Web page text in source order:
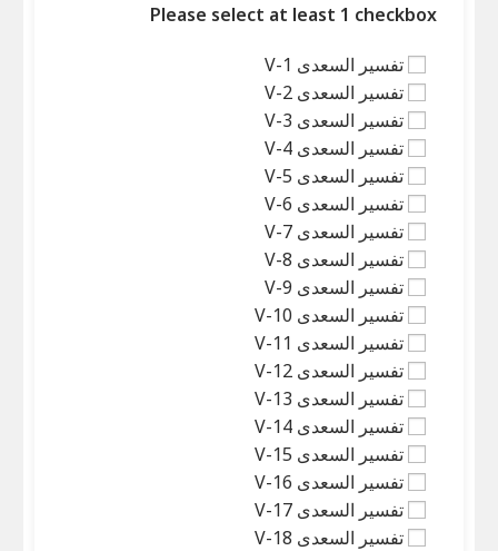
Please select at least 1 checkbox
تفسیر السعدی V-1
تفسیر السعدی V-2
تفسیر السعدی V-3
تفسیر السعدی V-4
تفسیر السعدی V-5
تفسیر السعدی V-6
تفسیر السعدی V-7
تفسیر السعدی V-8
تفسیر السعدی V-9
تفسیر السعدی V-10
تفسیر السعدی V-11
تفسیر السعدی V-12
تفسیر السعدی V-13
تفسیر السعدی V-14
تفسیر السعدی V-15
تفسیر السعدی V-16
تفسیر السعدی V-17
تفسیر السعدی V-18